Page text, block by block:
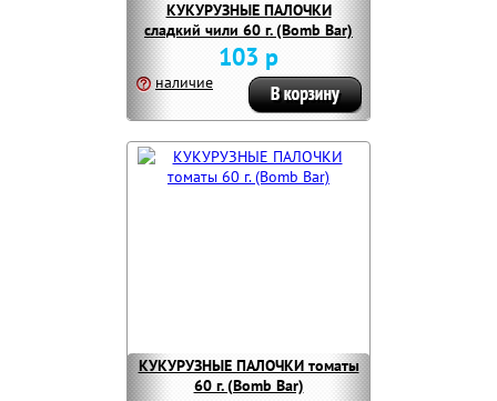
КУКУРУЗНЫЕ ПАЛОЧКИ
сладкий чили 60 г. (Bomb Bar)
103 р
наличие
КУКУРУЗНЫЕ ПАЛОЧКИ томаты
60 г. (Bomb Bar)